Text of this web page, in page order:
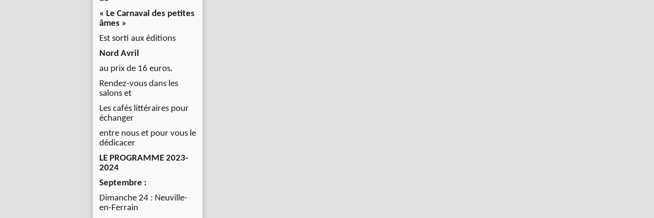
« Le Carnaval des petites
âmes »
Est sorti aux éditions
Nord Avril
au prix de 16 euros.
Rendez-vous dans les
salons et
Les cafés littéraires pour
échanger
entre nous et pour vous le
dédicacer
LE PROGRAMME 2023-
2024
Septembre :
Dimanche 24 : Neuville-
en-Ferrain